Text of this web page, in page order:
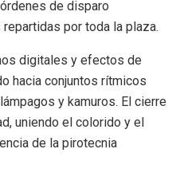
de disparo
por toda la plaza.
digitales y efectos de
hacia conjuntos rítmicos
y kamuros. El cierre
uniendo el colorido y el
de la pirotecnia